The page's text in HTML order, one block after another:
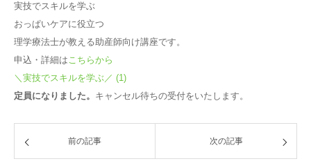
実技でスキルを学ぶ
おっぱいケアに役立つ
理学療法士が教える助産師向け講座です。
申込・詳細はこちらから
＼実技でスキルを学ぶ／ (1)
定員になりました。 キャンセル待ちの受付をいたします。
前の記事 次の記事